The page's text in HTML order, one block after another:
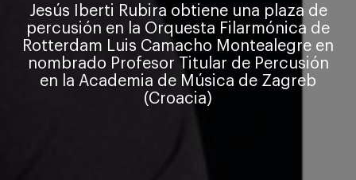
Jesús Iberti Rubira obtiene una plaza de
percusión en la Orquesta Filarmónica de
Rotterdam Luis Camacho Montealegre en
nombrado Profesor Titular de Percusión
en la Academia de Música de Zagreb
(Croacia)